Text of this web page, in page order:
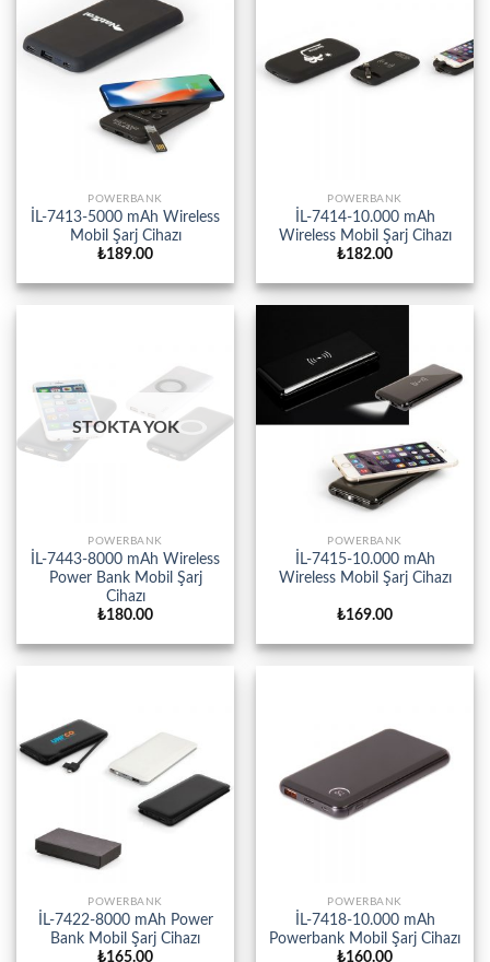
POWERBANK
İL-7413-5000 mAh Wireless
Mobil Şarj Cihazı
₺189.00
POWERBANK
İL-7414-10.000 mAh
Wireless Mobil Şarj Cihazı
₺182.00
STOKTA YOK
POWERBANK
İL-7443-8000 mAh Wireless
Power Bank Mobil Şarj
Cihazı
₺180.00
POWERBANK
İL-7415-10.000 mAh
Wireless Mobil Şarj Cihazı
₺169.00
POWERBANK
İL-7422-8000 mAh Power
Bank Mobil Şarj Cihazı
₺165.00
POWERBANK
İL-7418-10.000 mAh
Powerbank Mobil Şarj Cihazı
₺160.00